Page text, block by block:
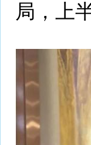
局，上